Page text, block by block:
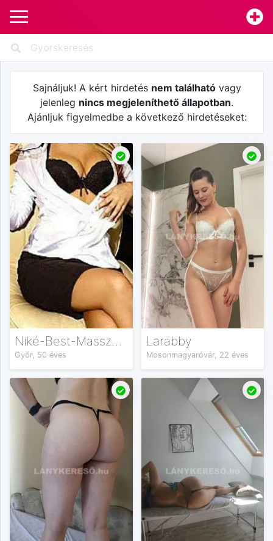
Sajnáljuk! A kért hirdetés nem találhatóvagy
jelenleg nincs megjeleníthető állapotban.
Ajánljuk figyelmedbe a következő hirdetéseket:
Niké-Best-Masszázs
Győr, 50 éves
Larabby
Mosonmagyaróvár, 22 éves